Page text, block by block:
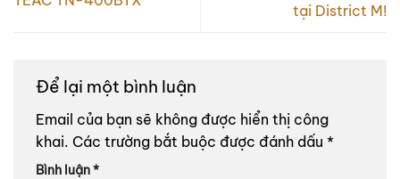
tại District M!
Để lại một bình luận
Email của bạn sẽ không được hiển thị công
khai. Các trường bắt buộc được đánh dấu *
Bình luận*